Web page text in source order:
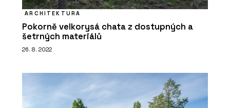
ARCHITEKTURA
Pokorně velkorysá chata z dostupných a
šetrných materiálů
26. 8. 2022